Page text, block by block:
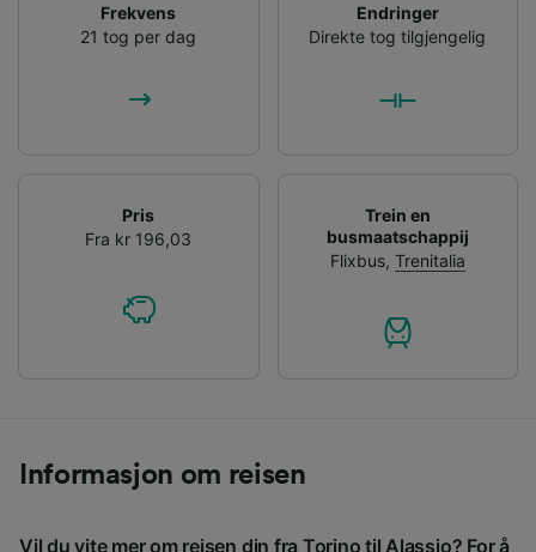
Frekvens
21 tog per dag
Endringer
Direkte tog tilgjengelig
Pris
Fra kr 196,03
Trein en
busmaatschappij
Flixbus, Trenitalia
Informasjon om reisen
Vil du vite mer om reisen din fra Torino til Alassio? For å